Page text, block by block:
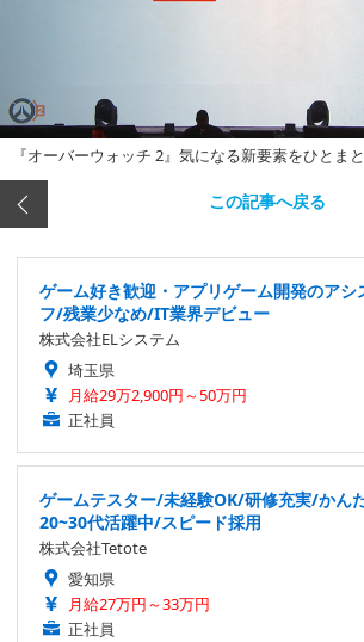
『オーバーウォッチ 2』気になる新要素をひとま
この記事へ戻る
ゲーム好き歓迎・アプリゲーム開発のアシ
フ/残業少なめ/IT業界デビュー
株式会社ELシステム
埼玉県
月給29万2,900円～50万円
正社員
ゲームテスター/未経験OK/研修充実/かん
20~30代活躍中/スピード採用
株式会社Tetote
愛知県
月給27万円～33万円
正社員